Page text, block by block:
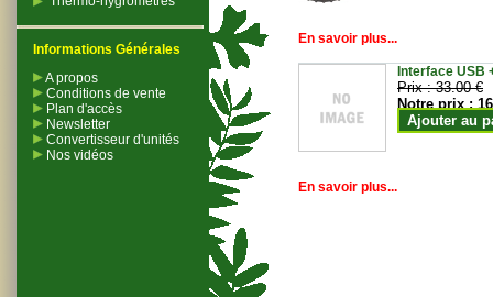
Informations Générales
A propos
Conditions de vente
Plan d'accès
Newsletter
Convertisseur d'unités
Nos vidéos
En savoir plus...
Interface USB
Prix :33.00 €
Notre prix :
Ajouter au
En savoir plus...